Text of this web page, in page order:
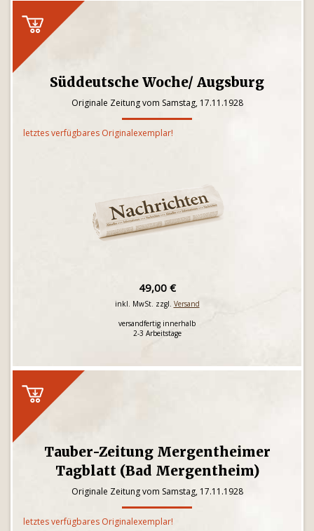
Süddeutsche Woche/ Augsburg
Originale Zeitung vom Samstag, 17.11.1928
letztes verfügbares Originalexemplar!
49,00 €
inkl. MwSt. zzgl. Versand
versandfertig innerhalb
2-3 Arbeitstage
Tauber-Zeitung Mergentheimer
Tagblatt (Bad Mergentheim)
Originale Zeitung vom Samstag, 17.11.1928
letztes verfügbares Originalexemplar!